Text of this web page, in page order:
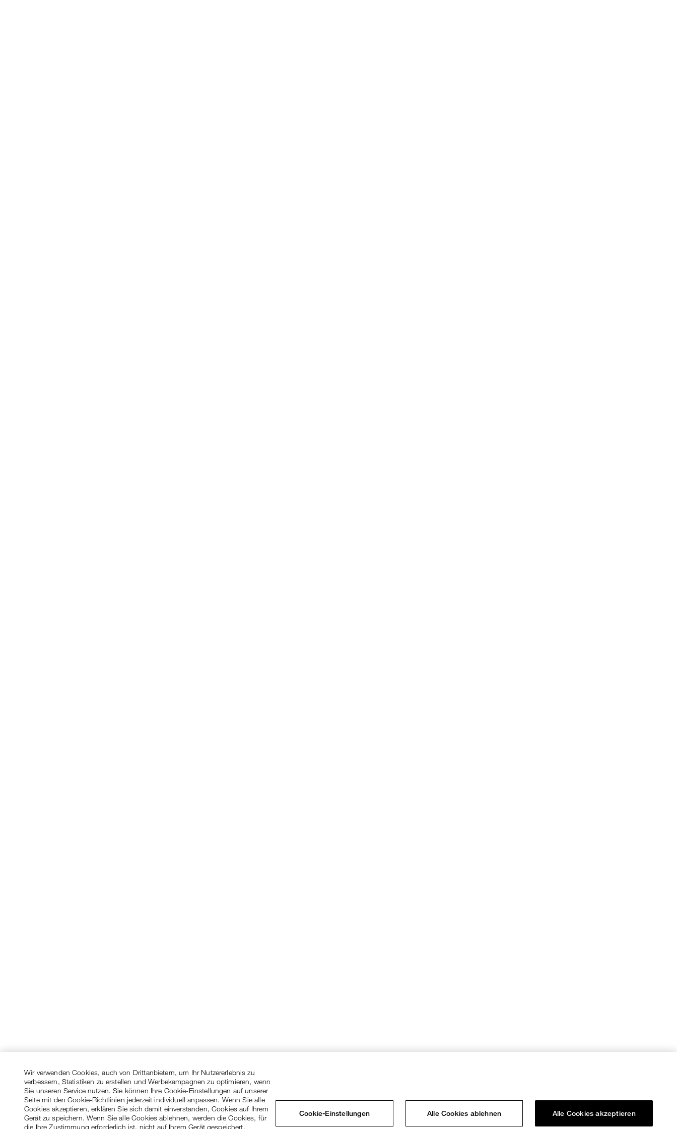
Wir verwenden Cookies, auch von Drittanbietern, um Ihr Nutzererlebnis zu
verbessern, Statistiken zu erstellen und Werbekampagnen zu optimieren, wenn
Sie unseren Service nutzen. Sie können Ihre Cookie-Einstellungen auf unserer
Seite mit den Cookie-Richtlinien jederzeit individuell anpassen. Wenn Sie alle
Cookies akzeptieren, erklären Sie sich damit einverstanden, Cookies auf Ihrem
Gerät zu speichern. Wenn Sie alle Cookies ablehnen, werden die Cookies, für
die Ihre Zustimmung erforderlich ist, nicht auf Ihrem Gerät gespeichert.
Cookie-Einstellungen Alle Cookies ablehnen Alle Cookies akzeptieren